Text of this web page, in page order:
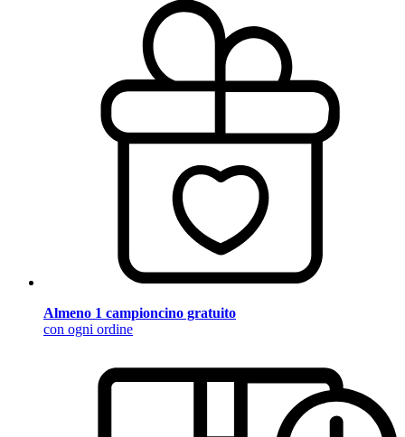
Almeno 1 campioncino gratuito
con ogni ordine